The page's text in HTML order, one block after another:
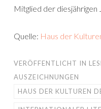
Mitglied der diesjährigen
Quelle: Haus der
VERÖFFENTLICHT IN
AUSZEICHNUNGEN
HAUS DER KULTUREN